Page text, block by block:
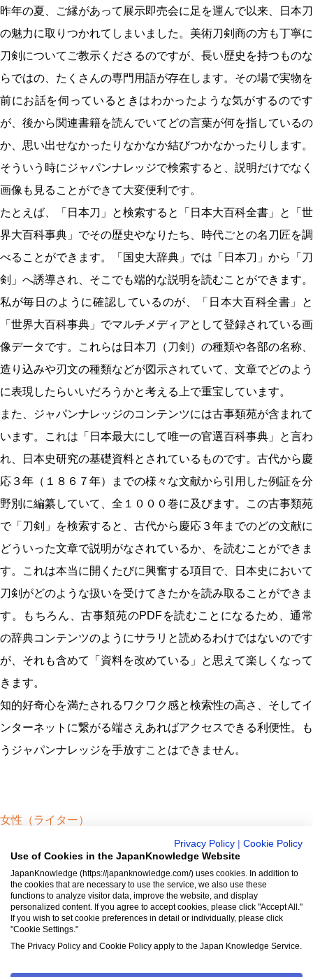
昨年の夏、ご縁があって展示即売会に足を運んで以来、日本刀
の魅力に取りつかれてしまいました。美術刀剣商の方も丁寧に
刀剣についてご教示くださるのですが、長い歴史を持つものな
らではの、たくさんの専門用語が存在します。その場で実物を
前にお話を伺っているときはわかったような気がするのです
が、後から関連書籍を読んでいてどの言葉が何を指しているの
か、思い出せなかったりなかなか結びつかなかったりします。
そういう時にジャパンナレッジで検索すると、説明だけでなく
画像も見ることができて大変便利です。
たとえば、「日本刀」と検索すると「日本大百科全書」と「世
界大百科事典」でその歴史やなりたち、時代ごとの名刀匠を調
べることができます。「国史大辞典」では「日本刀」から「刀
剣」へ誘導され、そこでも端的な説明を読むことができます。
私が毎日のように確認しているのが、「日本大百科全書」と
「世界大百科事典」でマルチメディアとして登録されている画
像データです。これらは日本刀（刀剣）の種類や各部の名称、
造り込みや刃文の種類などが図示されていて、文章でどのよう
に表現したらいいだろうかと考える上で重宝しています。
また、ジャパンナレッジのコンテンツには古事類苑が含まれて
います。これは「日本最大にして唯一の官選百科事典」と言わ
れ、日本史研究の基礎資料とされているものです。古代から慶
応３年（１８６７年）までの様々な文献から引用した例証を分
野別に編纂していて、全１０００巻に及びます。この古事類苑
で「刀剣」を検索すると、古代から慶応３年までのどの文献に
どういった文章で説明がなされているか、を読むことができま
す。これは本当に開くたびに興奮する項目で、日本史において
刀剣がどのような扱いを受けてきたかを読み取ることができま
す。もちろん、古事類苑のPDFを読むことになるため、通常
の辞典コンテンツのようにサラリと読めるわけではないのです
が、それも含めて「資料を改めている」と思えて楽しくなって
きます。
知的好奇心を満たされるワクワク感と検索性の高さ、そしてイ
ンターネットに繋がる端さえあればアクセスできる利便性。も
うジャパンナレッジを手放すことはできません。
女性（ライター）
ジャパンナレッジは約1900冊以上（総額850万円）の膨大な辞
書・事典などが使い放題のオンライン辞書・事典・叢書サービ
ス。
日本国内のみならず、海外の有名大学から図書館まで、多くの
機関で利用されています。
Privacy Policy
Cookie Policy
Use of Cookies in the JapanKnowledge Website
JapanKnowledge (https://japanknowledge.com/) uses cookies. In addition to
the cookies that are necessary to use the service, we also use these
functions to analyze visitor data, improve the website, and display
personalized content. If you agree to accept cookies, please click "Accept All."
If you wish to set cookie preferences in detail or individually, please click
"Cookie Settings."
The Privacy Policy and Cookie Policy apply to the Japan Knowledge Service.